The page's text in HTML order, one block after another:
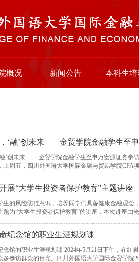
概况 新闻公告 本科生培
‘融’创未来——金贸学院金融学生至
增强大学生对证券行业的了解，提升实践能力和
上周五，四川外国语大学国际金融与贸易学院CFA
展“大学生投资者保护教育”主题讲座
生的风险防范意识，培养同学们具备健康金融观念
题为“大学生投资者保护教育”的讲座，本次讲座由
纪念馆的职业生涯规划课
年5月21日下午，在红岩魂革命纪念馆内，一场特殊的大学生职业生涯规划
多参访群众的目光。四川外国语大学国际金贸学院